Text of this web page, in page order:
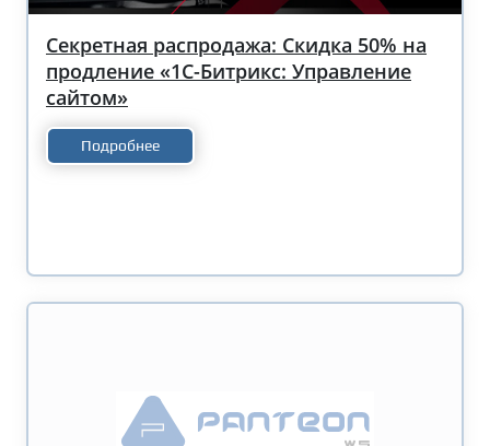
Секретная распродажа: Скидка 50% на
продление «1С-Битрикс: Управление
сайтом»
Подробнее